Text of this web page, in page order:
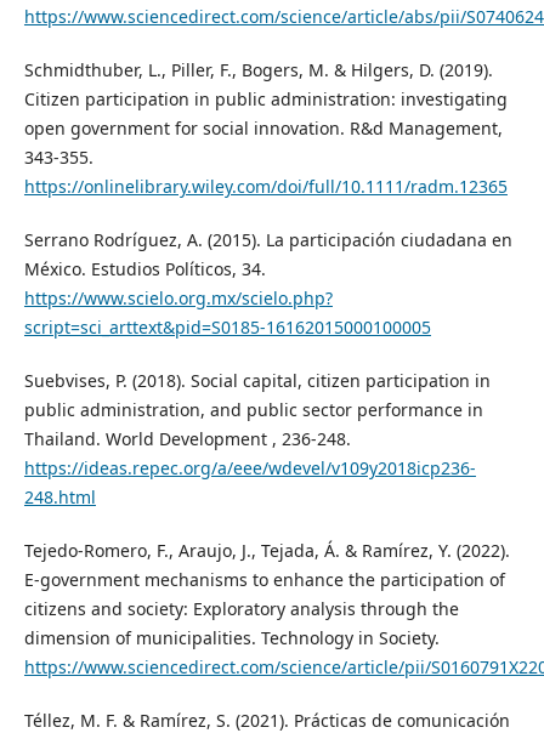
https://www.sciencedirect.com/science/article/abs/pii/
Schmidthuber, L., Piller, F., Bogers, M. & Hilgers, D. (2019).
Citizen participation in public administration: investigating
open government for social innovation. R&d Management,
343-355.
https://onlinelibrary.wiley.com/doi/full/10.1111/radm.12365
Serrano Rodríguez, A. (2015). La participación ciudadana en
México. Estudios Políticos, 34.
https://www.scielo.org.mx/scielo.php?
script=sci_arttext&pid=S0185-16162015000100005
Suebvises, P. (2018). Social capital, citizen participation in
public administration, and public sector performance in
Thailand. World Development , 236-248.
https://ideas.repec.org/a/eee/wdevel/v109y2018icp236-
248.html
Tejedo-Romero, F., Araujo, J., Tejada, Á. & Ramírez, Y. (2022).
E-government mechanisms to enhance the participation of
citizens and society: Exploratory analysis through the
dimension of municipalities. Technology in Society.
https://www.sciencedirect.com/science/article/pii/
Téllez, M. F. & Ramírez, S. (2021). Prácticas de comunicación